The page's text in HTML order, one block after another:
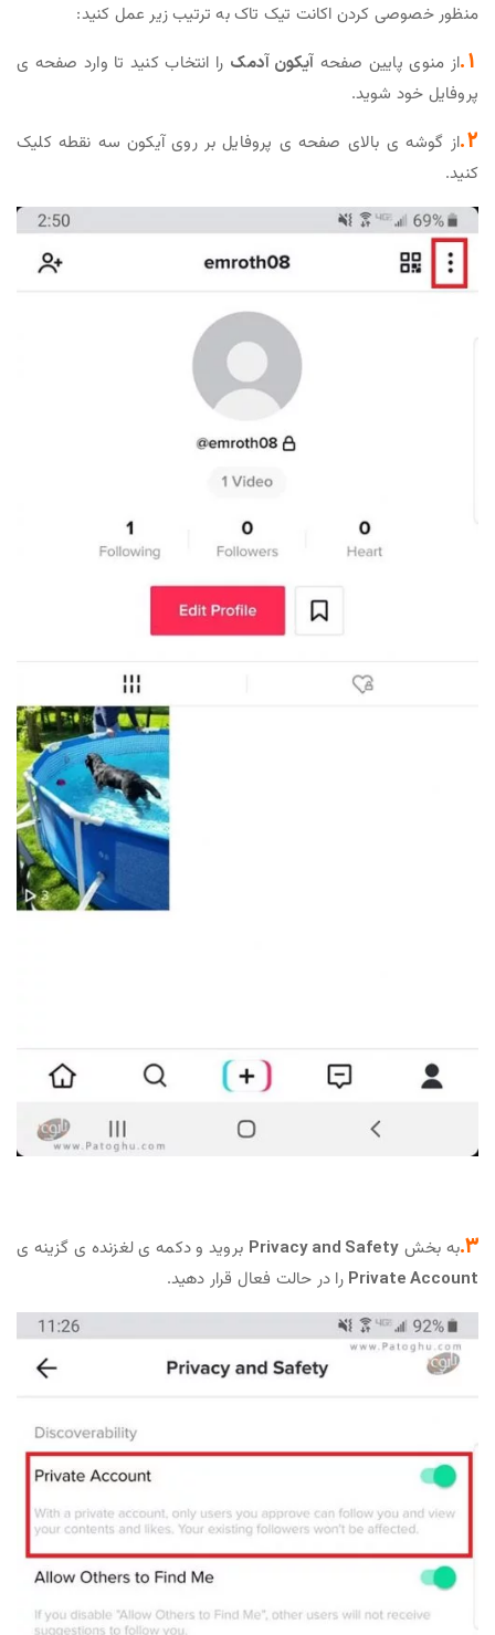
منظور خصوصی کردن اکانت تیک تاک به ترتیب زیر عمل کنید:
1. از منوی پایین صفحه آیکون آدمک را انتخاب کنید تا وارد صفحه ی
پروفایل خود شوید.
2. از گوشه ی بالای صفحه ی پروفایل بر روی آیکون سه نقطه کلیک
کنید.
3. به بخش Privacy and Safety بروید و دکمه ی لغزنده ی گزینه ی
Private Account را در حالت فعال قرار دهید.